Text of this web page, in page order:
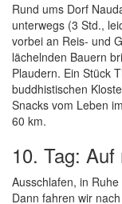
Rund ums Dorf
unterwegs (3 Std.,
vorbei an Reis- und
lächelnden Bauern
Plaudern. Ein Stück
buddhistischen
Snacks vom Leben
60 km.
10. Tag:
Ausschlafen, in
Dann fahren wir